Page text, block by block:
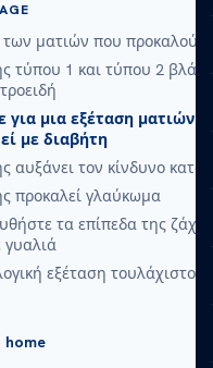
των ματιών που
τύπου 1 και τύπου 2
για μια εξέταση ματιών
με διαβήτη
αυξάνει τον κίνδυνο
προκαλεί γλαύκωμα
τα επίπεδα της
γυαλιά
εξέταση τουλάχιστον